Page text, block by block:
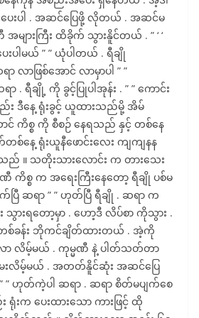
ပေးပါ . အဆင်ပြေဖို့ လိုတယ် . အဆင်မ
များကြီး ထိခိုက် သွားနိူင်တယ် . ” ‘ ‘
းပါမယ် ” ” ယုံပါတယ် . ရီချို
လာဖြစ်အောင် လာမှာပါ ” ”
. ရီချို့ ကို ခွင့်ပြုပါအုန်း . ” ” ကောင်း
လည်း ဒီနေ့ ရုံးခွင့် ယူထားသည်မို့ အိမ်
ောင် ကိစ္စ ကို စီစဉ် နေရသည် နှင့် တစ်နေ
စ်နေ့ ရုံးယူနီဖောင်းလေး ကျကျနန
ည် ။ သတိုးသားလောင်း က တားသေး
ကိစ္စ က အရေးကြီးနေတော့ ရီချို ပစ်မ
က်ပြီ ဆရာ ” ” ဟုတ်ပြီ ရီချို . ဆရာ က
ားရတော့မှာ . ဟော့ဒီ လိပ်စာ ကိုသွား .
တစ်ခန်း ဘိုကင်ချိတ်ထားတယ် . အဲ့ကို
လိမ့်မယ် . ကုမ္မဏီ နဲ့ ပါတ်သတ်တာ
မေးလိမ့်မယ် . အတတ်နိူင်ဆုံး အဆင်ပြေ
” ” ဟုတ်ကဲ့ပါ ဆရာ . ဆရာ စိတ်မပျက်စေ
ရုံးက ပေးထားသော ကားဖြင့် ထို